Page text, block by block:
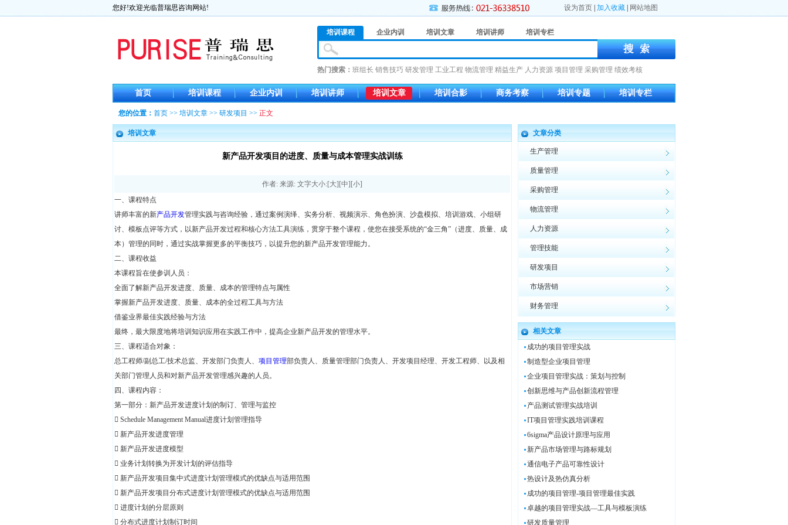
您好!欢迎光临普瑞思咨询网站! 设为首页 加入收藏 网站地图
培训课程 企业内训 培训文章 培训讲师 培训专栏
热门搜索： 班组长 销售技巧 研发管理 工业工程 物流管理 精益生产 人力资源 项目管理 采购管理 绩效考核
首页 培训课程 企业内训 培训讲师 培训文章 培训合影 商务考察 培训专题 培训专栏
您的位置： 首页 >> 培训文章 >> 研发项目 >> 正文
培训文章
新产品开发项目的进度、质量与成本管理实战训练
作者: 来源: 文字大小:[大][中][小]
一、课程特点
讲师丰富的新产品开发管理实践与咨询经验，通过案例演绎、实务分析、视频演示、角色扮演、沙盘模拟、培训游戏、小组研
讨、模板点评等方式，以新产品开发过程和核心方法工具演练，贯穿于整个课程，使您在接受系统的“金三角”（进度、质量、成
本）管理的同时，通过实战掌握更多的平衡技巧，以提升您的新产品开发管理能力。
二、课程收益
本课程旨在使参训人员：
全面了解新产品开发进度、质量、成本的管理特点与属性
掌握新产品开发进度、质量、成本的全过程工具与方法
借鉴业界最佳实践经验与方法
最终，最大限度地将培训知识应用在实践工作中，提高企业新产品开发的管理水平。
三、课程适合对象：
总工程师/副总工/技术总监、开发部门负责人、 项目管理部负责人、质量管理部门负责人、开发项目经理、开发工程师、以及相
关部门管理人员和对新产品开发管理感兴趣的人员。
四、课程内容：
第一部分：新产品开发进度计划的制订、管理与监控
 Schedule Management Manual进度计划管理指导
 新产品开发进度管理
 新产品开发进度模型
 业务计划转换为开发计划的评估指导
 新产品开发项目集中式进度计划管理模式的优缺点与适用范围
 新产品开发项目分布式进度计划管理模式的优缺点与适用范围
 进度计划的分层原则
 分布式进度计划制订时间
文章分类
生产管理
质量管理
采购管理
物流管理
人力资源
管理技能
研发项目
市场营销
财务管理
相关文章
成功的项目管理实战
制造型企业项目管理
企业项目管理实战：策划与控制
创新思维与产品创新流程管理
产品测试管理实战培训
IT项目管理实践培训课程
6sigma产品设计原理与应用
新产品市场管理与路标规划
通信电子产品可靠性设计
热设计及热仿真分析
成功的项目管理-项目管理最佳实践
卓越的项目管理实战—工具与模板演练
研发质量管理